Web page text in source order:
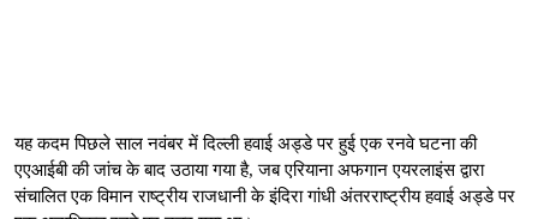
यह कदम पिछले साल नवंबर में दिल्ली हवाई अड्डे पर हुई एक रनवे घटना की
एएआईबी की जांच के बाद उठाया गया है, जब एरियाना अफगान एयरलाइंस द्वारा
संचालित एक विमान राष्ट्रीय राजधानी के इंदिरा गांधी अंतरराष्ट्रीय हवाई अड्डे पर